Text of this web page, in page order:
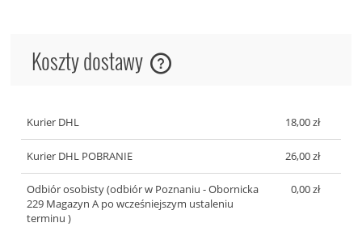
Koszty dostawy
Cena nie zawiera ewentualnych kosztów płatności
Kurier DHL 18,00 zł
Kurier DHL POBRANIE 26,00 zł
Odbiór osobisty(odbiór w Poznaniu - Obornicka
229 Magazyn A po wcześniejszym ustaleniu
terminu )
0,00 zł